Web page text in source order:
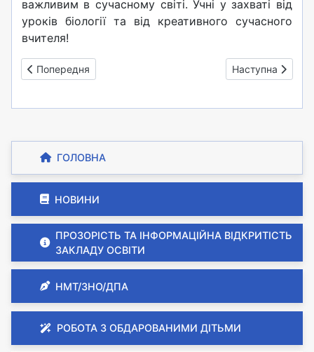
ГОЛОВНА
НОВИНИ
ПРОЗОРІСТЬ ТА ІНФОРМАЦІЙНА ВІДКРИТІСТЬ
ЗАКЛАДУ ОСВІТИ
НМТ/ЗНО/ДПА
РОБОТА З ОБДАРОВАНИМИ ДІТЬМИ
важливим в сучасному світі. Учні у захваті від
уроків біології та від креативного сучасного
вчителя!
Попередня стаття: «Про здоров’я дбаємо - безпеку
Попередня Наступна
Наступна